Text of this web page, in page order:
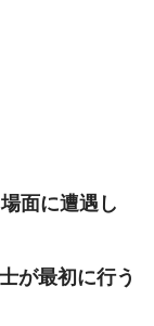
面に遭遇し
が最初に行う